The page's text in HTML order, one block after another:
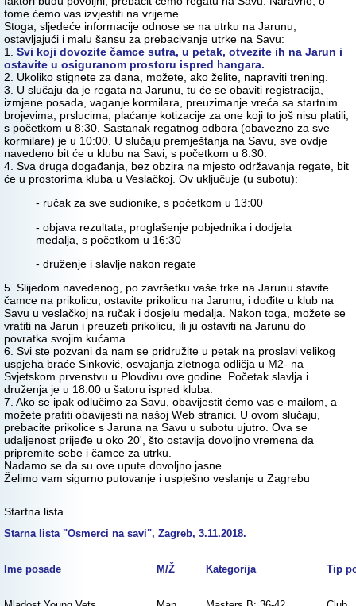
tome ćemo vas izvjestiti na vrijeme.
Stoga, sljedeće informacije odnose se na utrku na Jarunu,
ostavljajući i malu šansu za prebacivanje utrke na Savu:
1. Svi koji dovozite čamce sutra, u petak, otvezite ih na Jarun i
ostavite u osiguranom prostoru ispred hangara.
2. Ukoliko stignete za dana, možete, ako želite, napraviti trening.
3. U slučaju da je regata na Jarunu, tu će se obaviti registracija,
izmjene posada, vaganje kormilara, preuzimanje vreća sa startnim
brojevima, prslucima, plaćanje kotizacije za one koji to još nisu platili,
s početkom u 8:30. Sastanak regatnog odbora (obavezno za sve
kormilare) je u 10:00. U slučaju premještanja na Savu, sve ovdje
navedeno bit će u klubu na Savi, s početkom u 8:30.
4. Sva druga događanja, bez obzira na mjesto održavanja regate, bit
će u prostorima kluba u Veslačkoj. Ov uključuje (u subotu):
- ručak za sve sudionike, s početkom u 13:00
- objava rezultata, proglašenje pobjednika i dodjela
medalja, s početkom u 16:30
- druženje i slavlje nakon regate
5. Slijedom navedenog, po završetku vaše trke na Jarunu stavite
čamce na prikolicu, ostavite prikolicu na Jarunu, i dođite u klub na
Savu u veslačkoj na ručak i dosjelu medalja. Nakon toga, možete se
vratiti na Jarun i preuzeti prikolicu, ili ju ostaviti na Jarunu do
povratka svojim kućama.
6. Svi ste pozvani da nam se pridružite u petak na proslavi velikog
uspjeha braće Sinković, osvajanja zletnoga odličja u M2- na
Svjetskom prvenstvu u Plovdivu ove godine. Početak slavlja i
druženja je u 18:00 u šatoru ispred kluba.
7. Ako se ipak odlučimo za Savu, obavijestit ćemo vas e-mailom, a
možete pratiti obavijesti na našoj Web stranici. U ovom slučaju,
prebacite prikolice s Jaruna na Savu u subotu ujutro. Ova se
udaljenost prijeđe u oko 20', što ostavlja dovoljno vremena da
pripremite sebe i čamce za utrku.
Nadamo se da su ove upute dovoljno jasne.
Želimo vam sigurno putovanje i uspješno veslanje u Zagrebu
Startna lista
Starna lista "Osmerci na savi", Zagreb, 3.11.2018.
Ime posade M/Ž Kategorija Tip